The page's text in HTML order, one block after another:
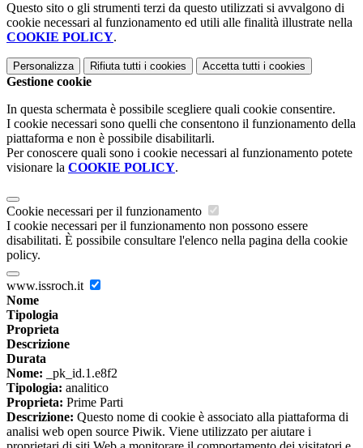
Questo sito o gli strumenti terzi da questo utilizzati si avvalgono di
cookie necessari al funzionamento ed utili alle finalità illustrate nella
COOKIE POLICY.
Personalizza Rifiuta tutti i cookies Accetta tutti i cookies
Gestione cookie
In questa schermata è possibile scegliere quali cookie consentire.
I cookie necessari sono quelli che consentono il funzionamento della
piattaforma e non è possibile disabilitarli.
Per conoscere quali sono i cookie necessari al funzionamento potete
visionare la COOKIE POLICY.
Cookie necessari per il funzionamento
I cookie necessari per il funzionamento non possono essere
disabilitati. È possibile consultare l'elenco nella pagina della cookie
policy.
www.issroch.it
Nome
Tipologia
Proprieta
Descrizione
Durata
Nome: _pk_id.1.e8f2
Tipologia: analitico
Proprieta: Prime Parti
Descrizione: Questo nome di cookie è associato alla piattaforma di
analisi web open source Piwik. Viene utilizzato per aiutare i